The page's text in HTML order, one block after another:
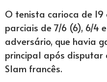
O tenista carioca de 19
parciais de 7/6 (6), 6/4
adversário, que havia
principal após disputar
Slam francês.